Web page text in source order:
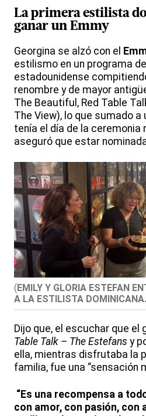
La primera estilista
ganar un Emmy
Georgina se alzó con el
estilismo en un programa
estadounidense
renombre y de mayor
The Beautiful, Red Table
The View), lo que sumado
tenía el día de la ceremonia
aseguró que estar
(EMILY Y GLORIA ESTEFAN
A LA ESTILISTA DOMINICANA.
Dijo que, el escuchar que el
Table Talk – The Estefans y
ella, mientras disfrutaba la
familia, fue una “sensación
“Es una recompensa a
con amor, con pasión, con